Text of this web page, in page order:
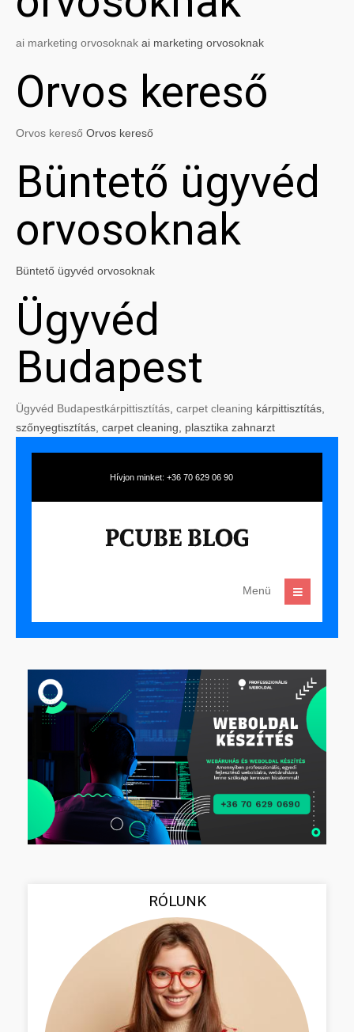
ai marketing orvosoknak ai marketing orvosoknak
Orvos kereső
Orvos kereső Orvos kereső
Büntető ügyvéd
orvosoknak
Büntető ügyvéd orvosoknak
Ügyvéd
Budapest
Ügyvéd Budapestkárpittisztítás carpet cleaning kárpittisztítás,
szőnyegtisztítás, carpet cleaning, plasztika zahnarzt
Hívjon minket: +36 70 629 06 90
Menü
RÓLUNK